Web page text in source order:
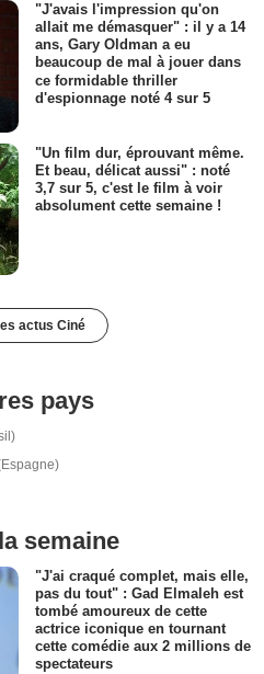
"J'avais l'impression qu'on
allait me démasquer" : il y a 14
ans, Gary Oldman a eu
beaucoup de mal à jouer dans
ce formidable thriller
d'espionnage noté 4 sur 5
"Un film dur, éprouvant même.
Et beau, délicat aussi" : noté
3,7 sur 5, c'est le film à voir
absolument cette semaine !
actus Ciné
pays
semaine
"J'ai craqué complet, mais elle,
pas du tout" : Gad Elmaleh est
tombé amoureux de cette
actrice iconique en tournant
cette comédie aux 2 millions de
spectateurs